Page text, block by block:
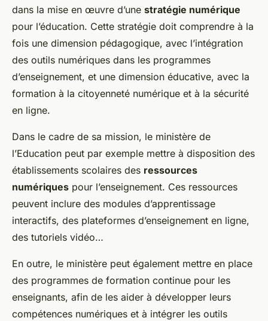
dans la mise en œuvre d’une stratégie numérique
pour l’éducation. Cette stratégie doit comprendre à la
fois une dimension pédagogique, avec l’intégration
des outils numériques dans les programmes
d’enseignement, et une dimension éducative, avec la
formation à la citoyenneté numérique et à la sécurité
en ligne.
Dans le cadre de sa mission, le ministère de
l’Education peut par exemple mettre à disposition des
établissements scolaires des ressources
numériques pour l’enseignement. Ces ressources
peuvent inclure des modules d’apprentissage
interactifs, des plateformes d’enseignement en ligne,
des tutoriels vidéo…
En outre, le ministère peut également mettre en place
des programmes de formation continue pour les
enseignants, afin de les aider à développer leurs
compétences numériques et à intégrer les outils